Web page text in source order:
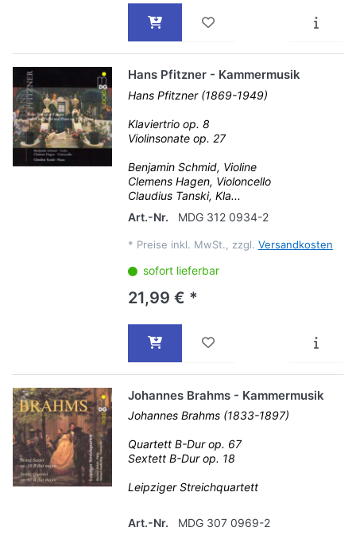
Hans Pfitzner - Kammermusik
Hans Pfitzner (1869-1949)
Klaviertrio op. 8
Violinsonate op. 27
Benjamin Schmid, Violine
Clemens Hagen, Violoncello
Claudius Tanski, Kla...
Art.-Nr.
MDG 312 0934-2
* Preise inkl. MwSt., zzgl. Versandkosten
sofort lieferbar
21,99 € *
Johannes Brahms - Kammermusik
Johannes Brahms (1833-1897)
Quartett B-Dur op. 67
Sextett B-Dur op. 18
Leipziger Streichquartett
Art.-Nr. MDG 307 0969-2